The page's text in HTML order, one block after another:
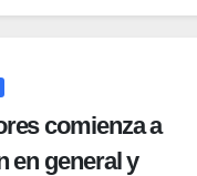
comienza a
en general y